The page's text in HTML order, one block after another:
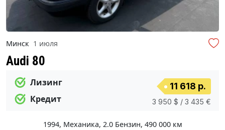
Минск 1 июля
Audi 80
Лизинг
Кредит
11 618 р.
3 950 $ / 3 435 €
1994, Механика, 2.0 Бензин, 490 000 км